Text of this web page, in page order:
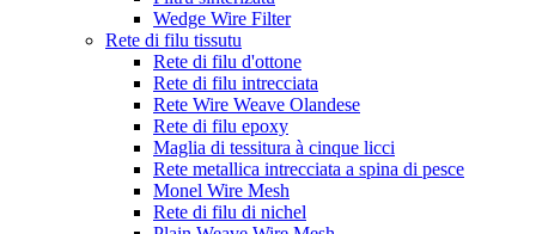
Wedge Wire Filter
Rete di filu tissutu
Rete di filu d'ottone
Rete di filu intrecciata
Rete Wire Weave Olandese
Rete di filu epoxy
Maglia di tessitura à cinque licci
Rete metallica intrecciata a spina di pesce
Monel Wire Mesh
Rete di filu di nichel